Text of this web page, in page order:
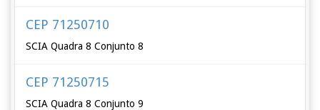
CEP 71250710
SCIA Quadra 8 Conjunto 8
CEP 71250715
SCIA Quadra 8 Conjunto 9